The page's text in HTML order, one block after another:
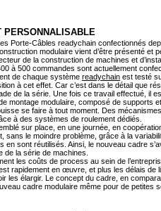
PERSONNALISABLE
Porte-Câbles readychain confectionnés
modulaire vient d’être présenté et
de la construction de machines et
à 500 commandes sont actuellement
de chaque système readychain est testé
à cet effet. Car c’est dans le détail que
de la série. Une fois ce travail effectué, il
montage modulaire, composé de
se faire à tout moment. Des
à des systèmes de roulement dédiés.
sur place, en une journée, en
le moindre problème, grâce à la
sont réutilisés. Ainsi, le nouveau cadre
de la série de machines.
les coûts de process au sein de
rapidement en œuvre, et plus les délais
les élargir. Le concept du cadre, en
cadre modulaire même pour de petites